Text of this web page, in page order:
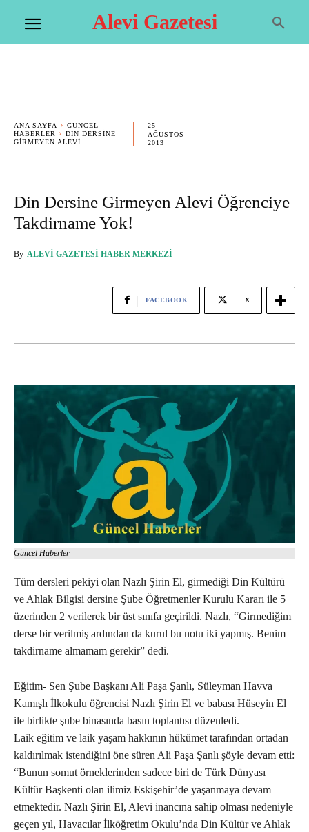
Alevi Gazetesi
ANA SAYFA
GÜNCEL
HABERLER
DIN DERSINE
GIRMEYEN ALEVI...
25
AĞUSTOS
2013
Din Dersine Girmeyen Alevi Öğrenciye
Takdirname Yok!
By ALEVI GAZETESI HABER MERKEZI
FACEBOOK X
Güncel Haberler
Tüm dersleri pekiyi olan Nazlı Şirin El, girmediği Din Kültürü
ve Ahlak Bilgisi dersine Şube Öğretmenler Kurulu Kararı ile 5
üzerinden 2 verilerek bir üst sınıfa geçirildi. Nazlı, “Girmediğim
derse bir verilmiş ardından da kurul bu notu iki yapmış. Benim
takdirname almamam gerekir” dedi.
Eğitim- Sen Şube Başkanı Ali Paşa Şanlı, Süleyman Havva
Kamışlı İlkokulu öğrencisi Nazlı Şirin El ve babası Hüseyin El
ile birlikte şube binasında basın toplantısı düzenledi.
Laik eğitim ve laik yaşam hakkının hükümet tarafından ortadan
kaldırılmak istendiğini öne süren Ali Paşa Şanlı şöyle devam etti:
“Bunun somut örneklerinden sadece biri de Türk Dünyası
Kültür Başkenti olan ilimiz Eskişehir’de yaşanmaya devam
etmektedir. Nazlı Şirin El, Alevi inancına sahip olması nedeniyle
geçen yıl, Havacılar İlköğretim Okulu’nda Din Kültür ve Ahlak